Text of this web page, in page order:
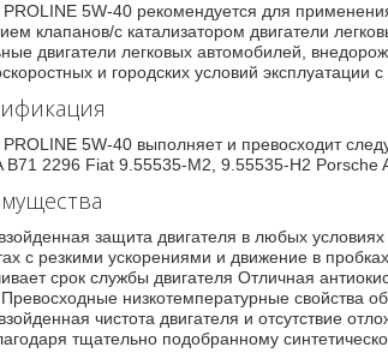
PROLINE 5W-40 рекомендуется для
клапанов/с катализатором двигатели
двигатели легковых автомобилей,
и городских условий
PROLINE 5W-40 выполняет и превосходит
B71 2296 Fiat 9.55535-M2, 9.55535-H2
защита двигателя в любых
с резкими ускорениями и движение в
срок службы двигателя Отличная
низкотемпературные свойства
чистота двигателя и отсутствие
тщательно подобранному